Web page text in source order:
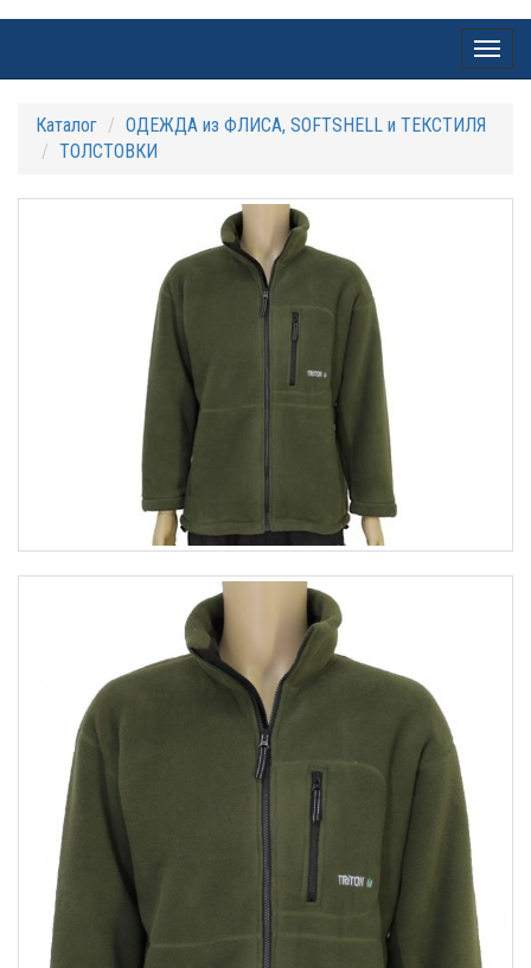
Каталог
ОДЕЖДА из ФЛИСА, SOFTSHELL и ТЕКСТИЛЯ
ТОЛСТОВКИ